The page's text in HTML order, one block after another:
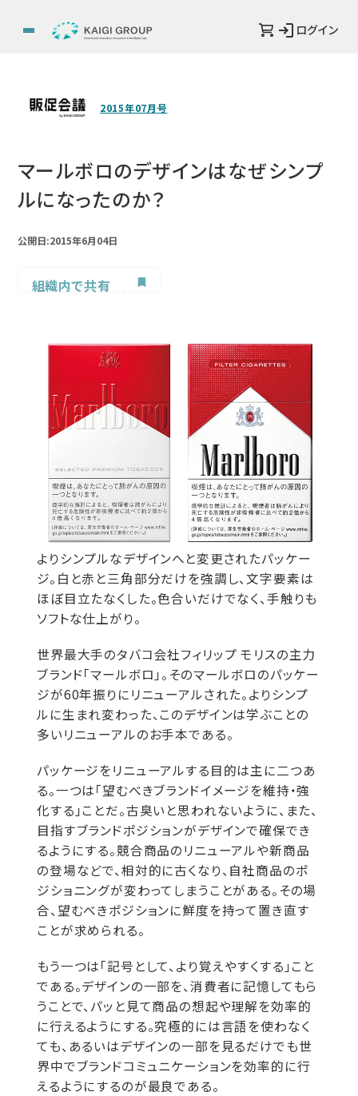
ログイン
2015年07月号
マールボロのデザインはなぜシンプ
ルになったのか？
公開日:2015年6月04日
組織内で共有
よりシンプルなデザインへと変更されたパッケー
ジ。白と赤と三角部分だけを強調し、文字要素は
ほぼ目立たなくした。色合いだけでなく、手触りも
ソフトな仕上がり。
世界最大手のタバコ会社フィリップ モリスの主力
ブランド「マールボロ」。そのマールボロのパッケー
ジが60年振りにリニューアルされた。よりシンプ
ルに生まれ変わった、このデザインは学ぶことの
多いリニューアルのお手本である。
パッケージをリニューアルする目的は主に二つあ
る。一つは「望むべきブランドイメージを維持・強
化する」ことだ。古臭いと思われないように、また、
目指すブランドポジションがデザインで確保でき
るようにする。競合商品のリニューアルや新商品
の登場などで、相対的に古くなり、自社商品のポ
ジショニングが変わってしまうことがある。その場
合、望むべきポジションに鮮度を持って置き直す
ことが求められる。
もう一つは「記号として、より覚えやすくする」こと
である。デザインの一部を、消費者に記憶してもら
うことで、パッと見て商品の想起や理解を効率的
に行えるようにする。究極的には言語を使わなく
ても、あるいはデザインの一部を見るだけでも世
界中でブランドコミュニケーションを効率的に行
えるようにするのが最良である。